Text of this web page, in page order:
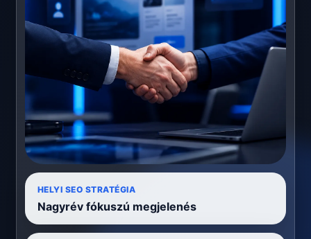
HELYI SEO STRATÉGIA
Nagyrév fókuszú megjelenés